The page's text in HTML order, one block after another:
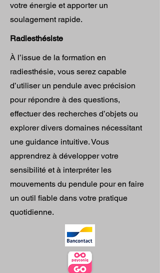
votre énergie et apporter un
soulagement rapide.
Radiesthésiste
À l’issue de la formation en
radiesthésie, vous serez capable
d’utiliser un pendule avec précision
pour répondre à des questions,
effectuer des recherches d’objets ou
explorer divers domaines nécessitant
une guidance intuitive. Vous
apprendrez à développer votre
sensibilité et à interpréter les
mouvements du pendule pour en faire
un outil fiable dans votre pratique
quotidienne.